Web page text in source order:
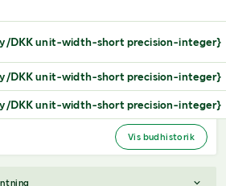
DKK unit-width-short precision-integer}
DKK unit-width-short precision-integer}
DKK unit-width-short precision-integer}
Vis budhistorik